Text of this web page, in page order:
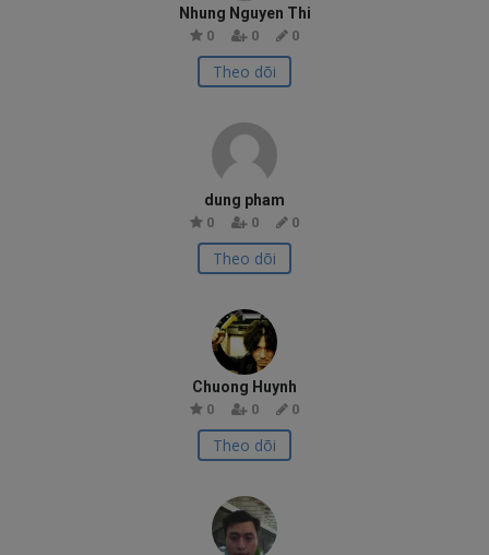
Nhung Nguyen Thi
0 0 0
Theo dõi
dung pham
0 0 0
Theo dõi
Chuong Huynh
0 0 0
Theo dõi